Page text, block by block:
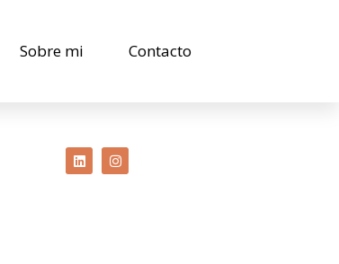
Sobre mi Contacto
LinkedinInstagram